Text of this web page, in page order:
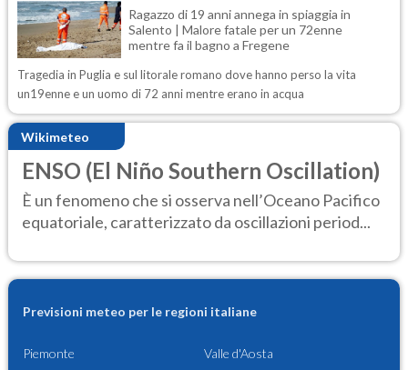
Ragazzo di 19 anni annega in spiaggia in
Salento | Malore fatale per un 72enne
mentre fa il bagno a Fregene
Tragedia in Puglia e sul litorale romano dove hanno perso la vita
un19enne e un uomo di 72 anni mentre erano in acqua
Wikimeteo
ENSO (El Niño Southern Oscillation)
È un fenomeno che si osserva nell’Oceano Pacifico
equatoriale, caratterizzato da oscillazioni period...
Previsioni meteo per le regioni italiane
Piemonte Valle d'Aosta